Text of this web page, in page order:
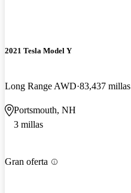
2021 Tesla Model Y
Long Range AWD 83,437 millas
Portsmouth, NH
3 millas
Gran oferta